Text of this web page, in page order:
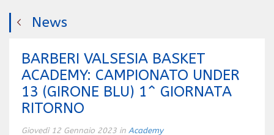
News
BARBERI VALSESIA BASKET
ACADEMY: CAMPIONATO UNDER
13 (GIRONE BLU) 1^ GIORNATA
RITORNO
Giovedì 12 Gennaio 2023 in Academy